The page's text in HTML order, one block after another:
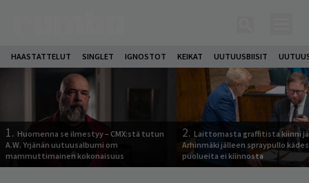
HAASTATTELUT SINGLET IGNOSTOT KEIKAT UUTUUSBIISIT
1. Huomenna se ilmestyy – CMX:stä tutun
A.W. Yrjänän uutuusalbumi om
mammuttimainen kokonaisuus
2. Laittomasta graffitista kiinni
Arhinmäki jälleen spraypullo
puolueita ei kiinnosta